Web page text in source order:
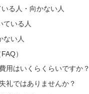
る人・向かない人
ている人
ない人
）
用はいくらくらいですか？
礼ではありませんか？